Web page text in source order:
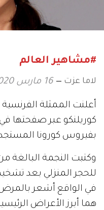
#مشاهير العالم
لاما عزت 16 مارس 2020
أعلنت الممثلة
كوريلنكو عبر صفحتها
بفيروس كورونا
للحجر المنزلي بعد
في الواقع أشعر بالمرض
هما أبرز الأعراض